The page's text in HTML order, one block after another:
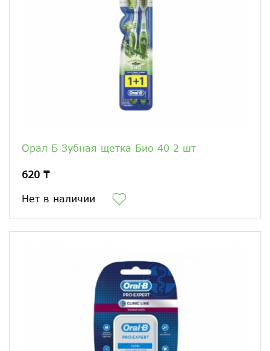
Орал Б Зубная щетка Био 40 2 шт
620 ₸
Нет в наличии